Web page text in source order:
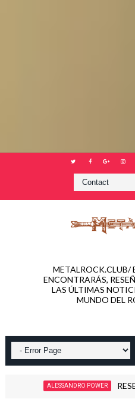
METALROCK.CLUB/
ENCONTRARÁS,
LAS ÚLTIMAS
MUNDO DEL
ALESSANDRO POWER RESEÑA: